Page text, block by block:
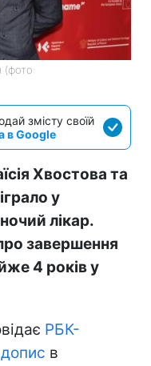
(фото:
змісту своїй
в Google
Хвостова та
у
лікар.
завершення
4 років у
РБК-
допис в